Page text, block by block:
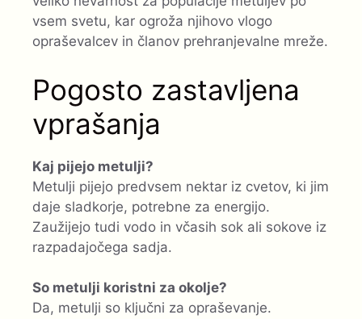
vsem svetu, kar ogroža njihovo vlogo
opraševalcev in članov prehranjevalne mreže.
Pogosto zastavljena
vprašanja
Kaj pijejo metulji?
Metulji pijejo predvsem nektar iz cvetov, ki jim
daje sladkorje, potrebne za energijo.
Zaužijejo tudi vodo in včasih sok ali sokove iz
razpadajočega sadja.
So metulji koristni za okolje?
Da, metulji so ključni za opraševanje.